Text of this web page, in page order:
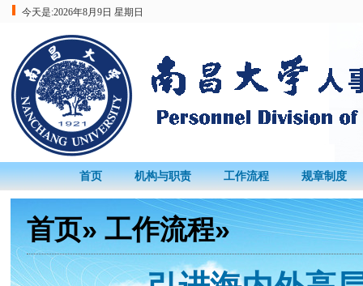
今天是:2026年8月9日 星期日
首页 机构与职责 工作流程 规章制度
首页» 工作流程»